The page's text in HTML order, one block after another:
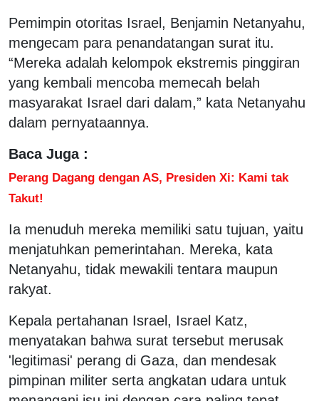
Pemimpin otoritas Israel, Benjamin Netanyahu,
mengecam para penandatangan surat itu.
“Mereka adalah kelompok ekstremis pinggiran
yang kembali mencoba memecah belah
masyarakat Israel dari dalam,” kata Netanyahu
dalam pernyataannya.
Baca Juga :
Perang Dagang dengan AS, Presiden Xi: Kami tak
Takut!
Ia menuduh mereka memiliki satu tujuan, yaitu
menjatuhkan pemerintahan. Mereka, kata
Netanyahu, tidak mewakili tentara maupun
rakyat.
Kepala pertahanan Israel, Israel Katz,
menyatakan bahwa surat tersebut merusak
'legitimasi' perang di Gaza, dan mendesak
pimpinan militer serta angkatan udara untuk